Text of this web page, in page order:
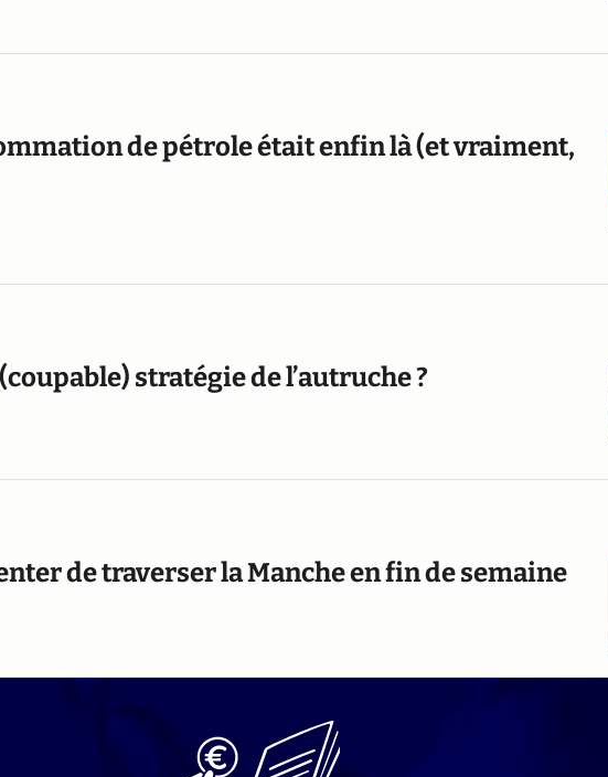
de pétrole était enfin là (et vraiment,
stratégie de l’autruche ?
de traverser la Manche en fin de semaine